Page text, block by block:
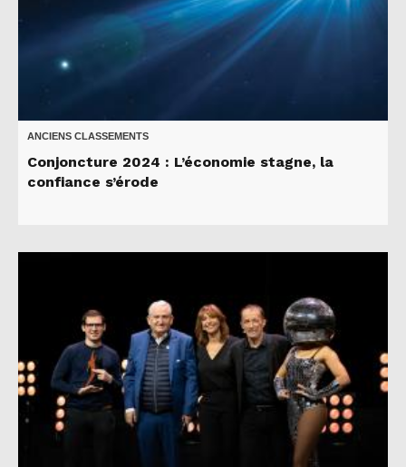
ANCIENS CLASSEMENTS
Conjoncture 2024 : L’économie stagne, la
confiance s’érode